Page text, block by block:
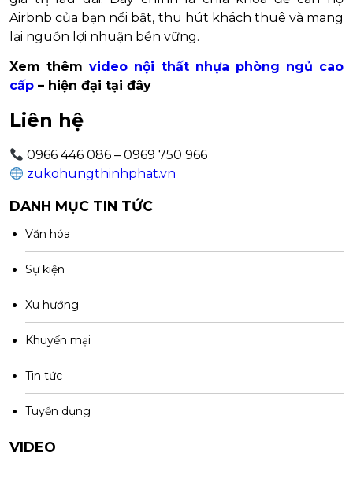
Airbnb của bạn nổi bật, thu hút khách thuê và mang
lại nguồn lợi nhuận bền vững.
Xem thêmvideo nội thất nhựa phòng ngủ cao
cấp – hiện đại tại đây
Liên hệ
0966 446 086 – 0969 750 966
zukohungthinhphat.vn
DANH MỤC TIN TỨC
Văn hóa
Sự kiện
Xu hướng
Khuyến mại
Tin tức
Tuyển dụng
VIDEO